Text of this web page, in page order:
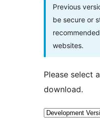
Previous
be secure or
websites.
Please select
download.